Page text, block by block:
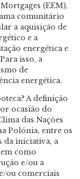
(EEM),
comunitário
a aquisição de
e a
energética e
isso, a
de
energética.
A definição
ocasião do
das Nações
Polónia, entre os
da iniciativa, a
como
e/ou a
ou comerciais